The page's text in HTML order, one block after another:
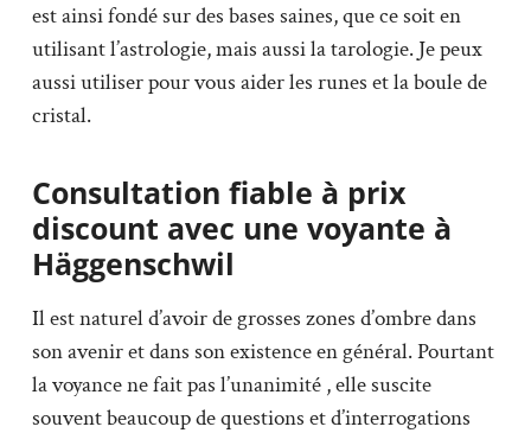
est ainsi fondé sur des bases saines, que ce soit en
utilisant l’astrologie, mais aussi la tarologie. Je peux
aussi utiliser pour vous aider les runes et la boule de
cristal.
Consultation fiable à prix
discount avec une voyante à
Häggenschwil
Il est naturel d’avoir de grosses zones d’ombre dans
son avenir et dans son existence en général. Pourtant
la voyance ne fait pas l’unanimité , elle suscite
souvent beaucoup de questions et d’interrogations